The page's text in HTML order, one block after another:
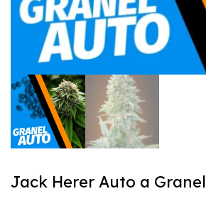
Jack Herer Auto a Granel